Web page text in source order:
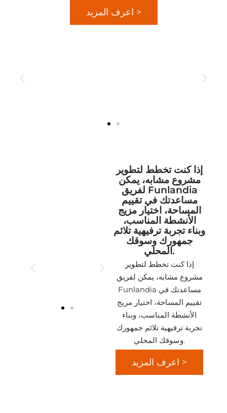
اعرف المزيد >
إذا كنت تخطط لتطوير
مشروع مشابه، يمكن
لفريق Funlandia
مساعدتك في تقييم
المساحة، اختيار مزيج
الأنشطة المناسب،
وبناء تجربة ترفيهية تلائم
جمهورك وسوقك
المحلي.
إذا كنت تخطط لتطوير
مشروع مشابه، يمكن لفريق
Funlandia مساعدتك في
تقييم المساحة، اختيار مزيج
الأنشطة المناسب، وبناء
تجربة ترفيهية تلائم جمهورك
وسوقك المحلي.
اعرف المزيد >